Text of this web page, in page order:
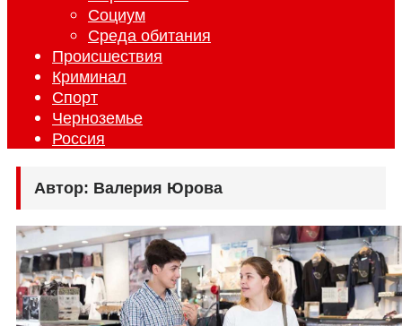
Социум
Среда обитания
Происшествия
Криминал
Спорт
Черноземье
Россия
Автор: Валерия Юрова